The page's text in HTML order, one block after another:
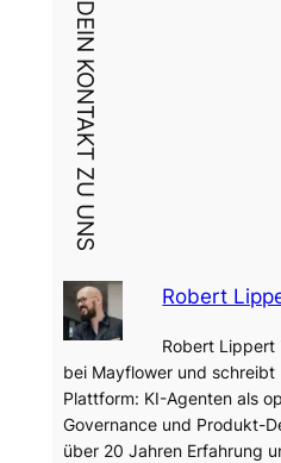
DEIN KONTAKT ZU UNS
Robert
Robert Lippert
bei Mayflower und
Plattform: KI-Agenten als
Governance und Produkt-
über 20 Jahren Erfahrung